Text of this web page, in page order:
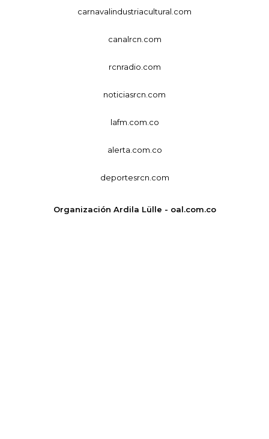
carnavalindustriacultural.com
canalrcn.com
rcnradio.com
noticiasrcn.com
lafm.com.co
alerta.com.co
deportesrcn.com
Organización Ardila Lülle - oal.com.co